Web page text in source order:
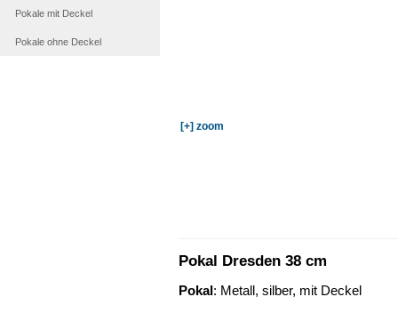
Pokale mit Deckel
Pokale ohne Deckel
[+] zoom
Pokal Dresden 38 cm
Pokal: Metall, silber, mit Deckel